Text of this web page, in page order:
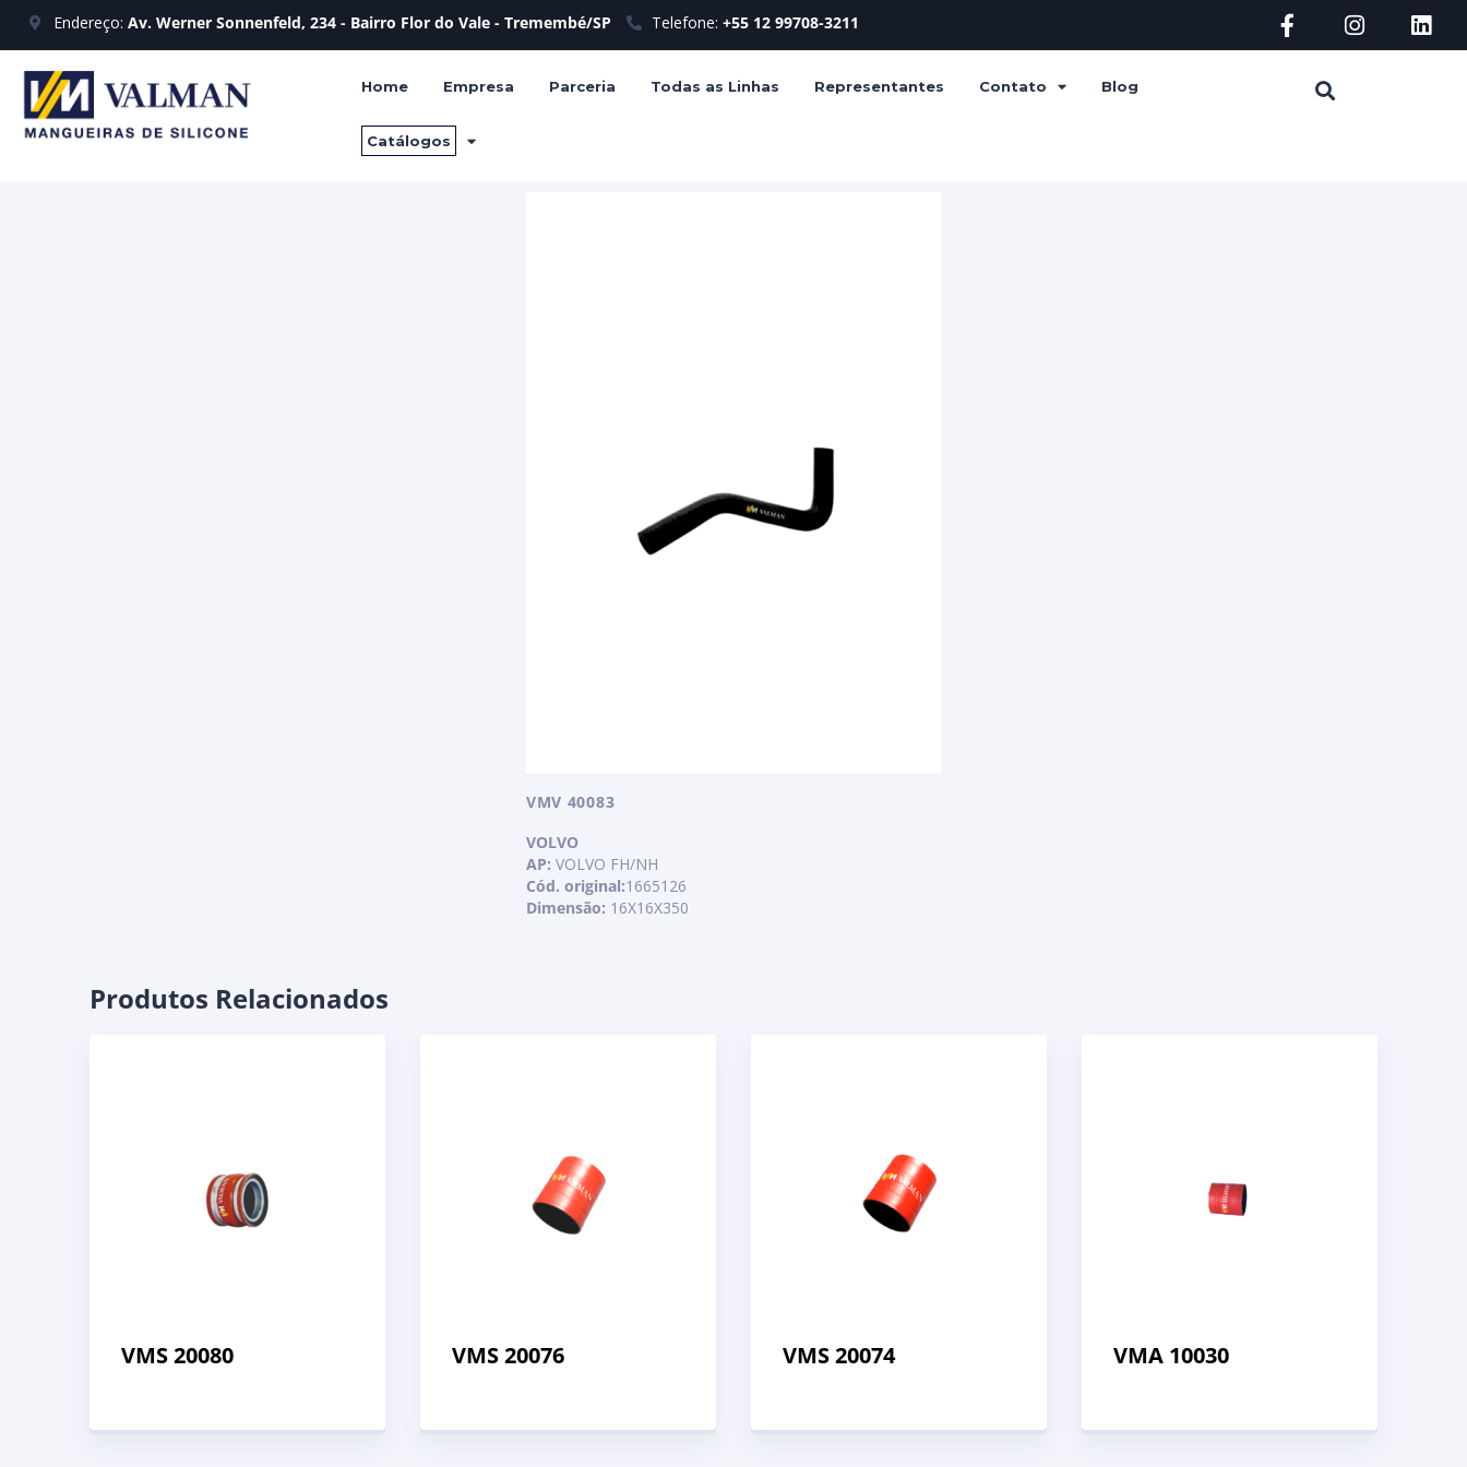
Endereço:Av. Werner Sonnenfeld, 234 - Bairro Flor do Vale - Tremembé/SP Telefone: +55 12 99708-3211
Home Empresa Parceria Todas as Linhas Representantes Contato Blog
Catálogos
VMV 40083
VOLVO
AP: VOLVO FH/NH
Cód. original:1665126
Dimensão: 16X16X350
Produtos Relacionados
VMS 20080 VMS 20076 VMS 20074 VMA 10030